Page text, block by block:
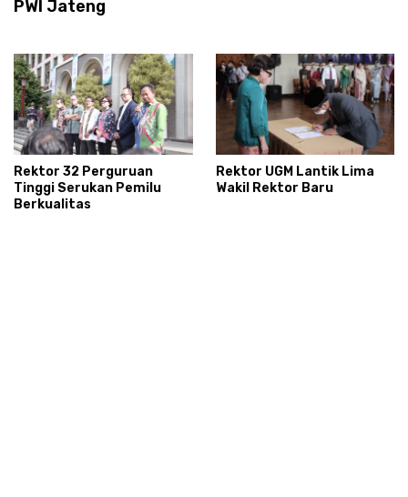
PWI Jateng
Rektor 32 Perguruan
Tinggi Serukan Pemilu
Berkualitas
Rektor UGM Lantik Lima
Wakil Rektor Baru